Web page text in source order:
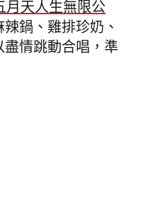
月天人生無限公
鍋、雞排珍奶、
情跳動合唱，準